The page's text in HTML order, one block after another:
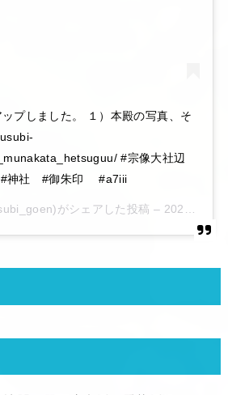
プしました。 １）本殿の写真、そ
#宗像大社辺
神社 #御朱印 #a7iii
がシェアした投稿 – 2020年 6月月6日午後10時15分PDT